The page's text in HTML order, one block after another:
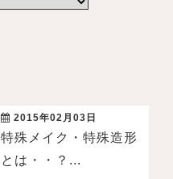
2015年02月03日
特殊メイク・特殊造形
とは・・？...